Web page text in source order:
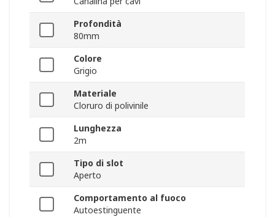
Profondità
80mm
Colore
Grigio
Materiale
Cloruro di polivinile
Lunghezza
2m
Tipo di slot
Aperto
Comportamento al fuoco
Autoestinguente